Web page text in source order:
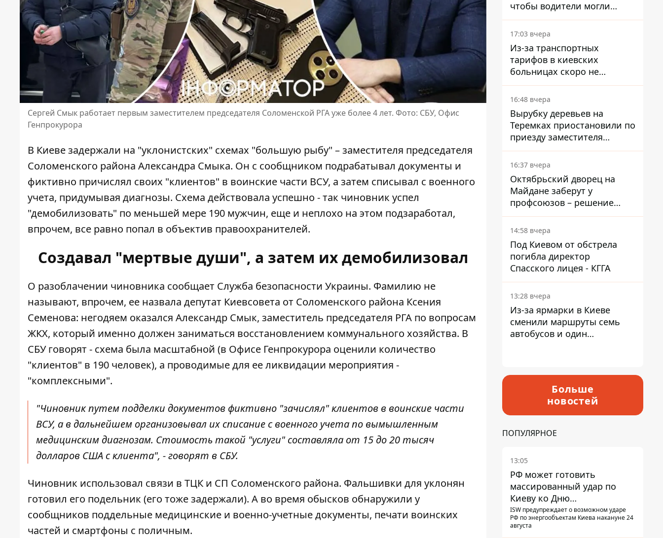
Сергей Смык работает первым заместителем председателя Соломенской РГА уже более 4 лет. Фото: СБУ, Офис
Генпрокурора
В Киеве задержали на "уклонистских" схемах "большую рыбу" – заместителя председателя
Соломенского района Александра Смыка. Он с сообщником подрабатывал документы и
фиктивно причислял своих "клиентов" в воинские части ВСУ, а затем списывал с военного
учета, придумывая диагнозы. Схема действовала успешно - так чиновник успел
"демобилизовать" по меньшей мере 190 мужчин, еще и неплохо на этом подзаработал,
впрочем, все равно попал в объектив правоохранителей.
Создавал "мертвые души", а затем их демобилизовал
О разоблачении чиновника сообщает Служба безопасности Украины. Фамилию не
называют, впрочем, ее назвала депутат Киевсовета от Соломенского района Ксения
Семенова: негодяем оказался Александр Смык, заместитель председателя РГА по вопросам
ЖКХ, который именно должен заниматься восстановлением коммунального хозяйства. В
СБУ говорят - схема была масштабной (в Офисе Генпрокурора оценили количество
"клиентов" в 190 человек), а проводимые для ее ликвидации мероприятия -
"комплексными".
"Чиновник путем подделки документов фиктивно "зачислял" клиентов в воинские части
ВСУ, а в дальнейшем организовывал их списание с военного учета по вымышленным
медицинским диагнозам. Стоимость такой "услуги" составляла от 15 до 20 тысяч
долларов США с клиента", - говорят в СБУ.
Чиновник использовал связи в ТЦК и СП Соломенского района. Фальшивки для уклонян
готовил его подельник (его тоже задержали). А во время обысков обнаружили у
сообщников поддельные медицинские и военно-учетные документы, печати воинских
частей и смартфоны с поличным.
чтобы водители могли
избегать участков с
пробками
17:03 вчера
Из-за транспортных
тарифов в киевских
больницах скоро не
останется медсестер и
санитарок - профессор
Голубовская
16:48 вчера
Вырубку деревьев на
Теремках приостановили по
приезду заместителя
Кличко - начался диалог
16:37 вчера
Октябрьский дворец на
Майдане заберут у
профсоюзов – решение
Хозяйственного суда
14:58 вчера
Под Киевом от обстрела
погибла директор
Спасского лицея - КГГА
13:28 вчера
Из-за ярмарки в Киеве
сменили маршруты семь
автобусов и один
Больше
новостей
ПОПУЛЯРНОЕ
13:05
РФ может готовить
массированный удар по
Киеву ко Дню
Независимости - Институт
изучения войны
ISW предупреждает о возможном ударе
РФ по энергообъектам Киева накануне 24
августа